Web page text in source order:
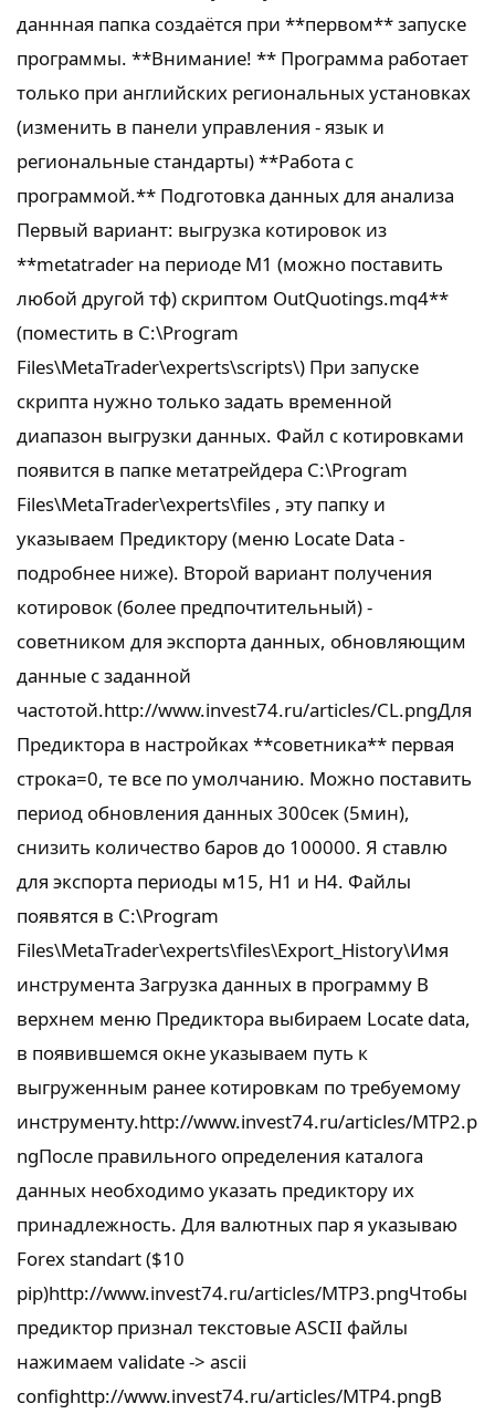
даннная папка создаётся при **первом** запуске
программы. **Внимание! ** Программа работает
только при английских региональных установках
(изменить в панели управления - язык и
региональные стандарты) **Работа с
программой.** Подготовка данных для анализа
Первый вариант: выгрузка котировок из
**metatrader на периоде М1 (можно поставить
любой другой тф) скриптом OutQuotings.mq4**
(поместить в C:\Program
Files\MetaTrader\experts\scripts\) При запуске
скрипта нужно только задать временной
диапазон выгрузки данных. Файл с котировками
появится в папке метатрейдера C:\Program
Files\MetaTrader\experts\files , эту папку и
указываем Предиктору (меню Locate Data -
подробнее ниже). Второй вариант получения
котировок (более предпочтительный) -
советником для экспорта данных, обновляющим
данные с заданной
частотой.http://www.invest74.ru/articles/CL.pngДля
Предиктора в настройках **советника** первая
строка=0, те все по умолчанию. Можно поставить
период обновления данных 300сек (5мин),
снизить количество баров до 100000. Я ставлю
для экспорта периоды м15, Н1 и Н4. Файлы
появятся в C:\Program
Files\MetaTrader\experts\files\Export_History\Имя
инструмента Загрузка данных в программу В
верхнем меню Предиктора выбираем Locate data,
в появившемся окне указываем путь к
выгруженным ранее котировкам по требуемому
инструменту.http://www.invest74.ru/articles/MTP2.p
ngПосле правильного определения каталога
данных необходимо указать предиктору их
принадлежность. Для валютных пар я указываю
Forex standart ($10
pip)http://www.invest74.ru/articles/MTP3.pngЧтобы
предиктор признал текстовые ASCII файлы
нажимаем validate -> ascii
confighttp://www.invest74.ru/articles/MTP4.pngВ